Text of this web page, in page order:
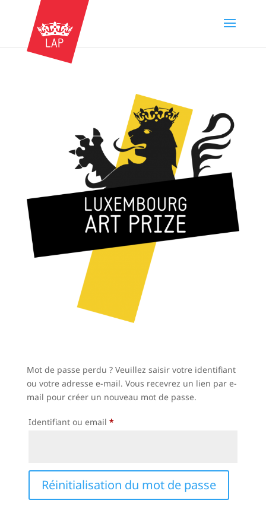
Mot de passe perdu ? Veuillez saisir votre identifiant
ou votre adresse e-mail. Vous recevrez un lien par e-
mail pour créer un nouveau mot de passe.
Identifiant ou email *Obligatoire
Réinitialisation du mot de passe